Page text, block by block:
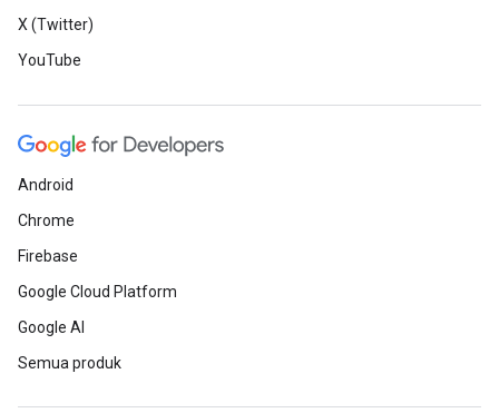
X (Twitter)
YouTube
Android
Chrome
Firebase
Google Cloud Platform
Google AI
Semua produk